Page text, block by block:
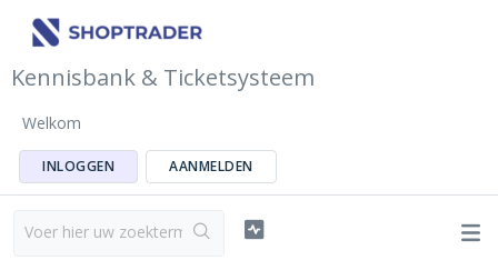
Kennisbank & Ticketsysteem
Welkom
INLOGGEN AANMELDEN